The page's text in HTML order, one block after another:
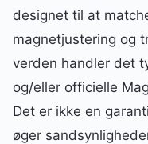
designet til at
magnetjustering og
verden handler det
og/eller officielle
Det er ikke en
øger